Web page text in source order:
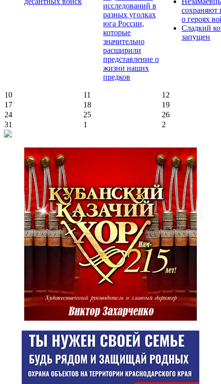
исследований в
разных уголках
юга России,
которые
значительно
расширили
представление о
жизни наших
предков
сохраняют
о героях
Сладкий
запущен
10 11
12
17
18
19
24
25
26
31
1 2